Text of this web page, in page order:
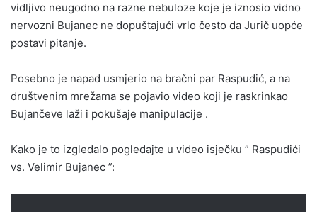
vidljivo neugodno na razne nebuloze koje je iznosio vidno
nervozni Bujanec ne dopuštajući vrlo često da Jurič uopće
postavi pitanje.
Posebno je napad usmjerio na bračni par Raspudić, a na
društvenim mrežama se pojavio video koji je raskrinkao
Bujančeve laži i pokušaje manipulacije .
Kako je to izgledalo pogledajte u video isječku ” Raspudići
vs. Velimir Bujanec ”: